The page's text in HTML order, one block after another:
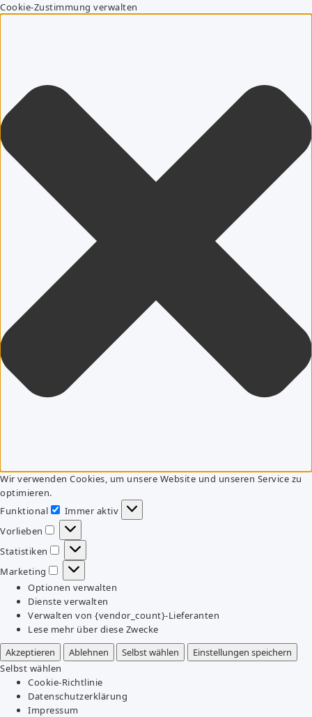
Cookie-Zustimmung verwalten
Wir verwenden Cookies, um unsere Website und unseren Service zu
optimieren.
Funktional
Funktional
Immer aktiv
Vorlieben
Vorlieben
Statistiken
Statistiken
Marketing
Marketing
Optionen verwalten
Dienste verwalten
Verwalten von {vendor_count}-Lieferanten
Lese mehr über diese Zwecke
Akzeptieren
Ablehnen Selbst wählen
Einstellungen speichern
Selbst wählen
Cookie-Richtlinie
Datenschutzerklärung
Impressum